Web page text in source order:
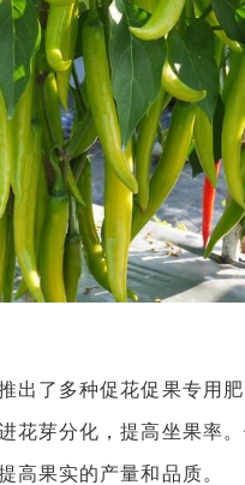
了多种促花促果专用肥
花芽分化，提高坐果率
高果实的产量和品质。